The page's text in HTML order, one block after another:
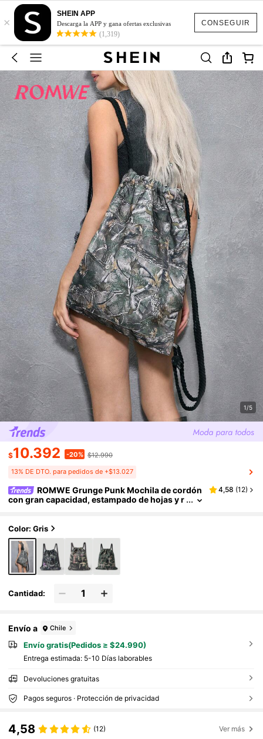
CONSEGUIR
×
SHEIN APP
Descarga la APP y gana ofertas exclusivas
(1,319)
1/5
$10.392 -20% $12.990
13% DE DTO. para pedidos de +$13.027
ROMWE Grunge Punk Mochila de cordón
con gran capacidad, estampado de hojas y r
4,58 (12)
Color: Gris
Cantidad:
Envío a Chile
Envío gratis(Pedidos ≥ $24.990)
Entrega estimada: 5-10 Días laborables
Devoluciones gratuitas
Pagos seguros · Protección de privacidad
4,58 (12) Ver más